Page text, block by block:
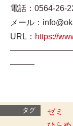
電話：0564-26-
メール：
URL： https://
━━━
タグ ゼミ